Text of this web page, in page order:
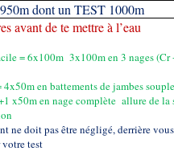
dont un TEST 1000m
avant de te mettre à l’eau
= 6x100m 3x100m en 3 nages
en battements de jambes
x50m en nage complète allure de la
ne doit pas être négligé, derrière
votre test